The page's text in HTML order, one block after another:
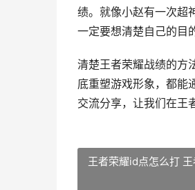
绩。就像小赵有一次超
一定要想清楚自己的目
清楚王者荣耀战绩的方
底重塑游戏形象，都能
交流分享，让我们在王
王者荣耀id点怎么打